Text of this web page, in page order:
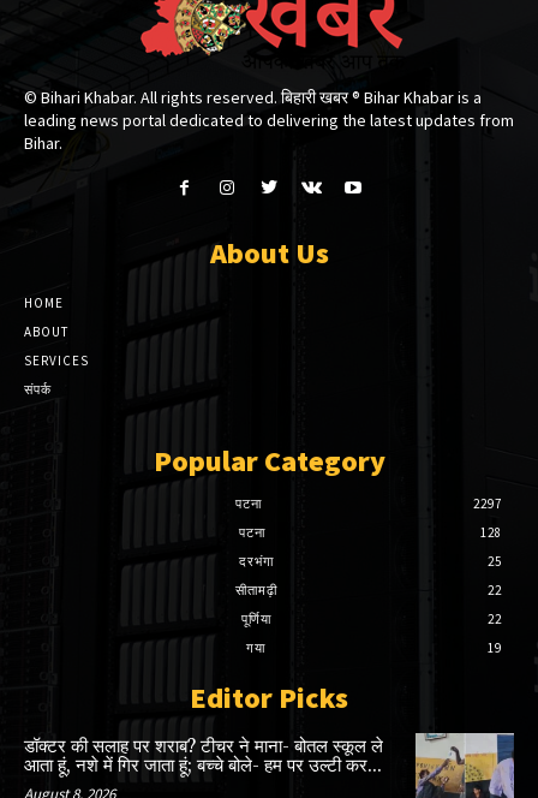
© Bihari Khabar. All rights reserved. बिहारी खबर ®​ Bihar Khabar is a
leading news portal dedicated to delivering the latest updates from
Bihar.
About Us
HOME
ABOUT
SERVICES
संपर्क
Popular Category
पटना
2297
पटना
128
दरभंगा
25
सीतामढ़ी
22
पूर्णिया
22
गया
19
Editor Picks
डॉक्टर की सलाह पर शराब? टीचर ने माना- बोतल स्कूल ले
आता हूं, नशे में गिर जाता हूं; बच्चे बोले- हम पर उल्टी कर...